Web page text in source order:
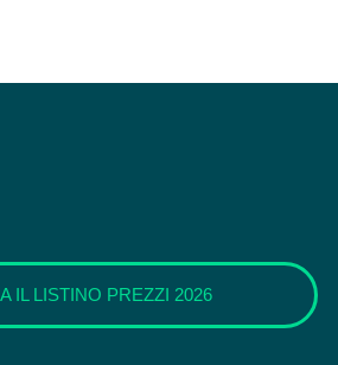
IL LISTINO PREZZI 2026